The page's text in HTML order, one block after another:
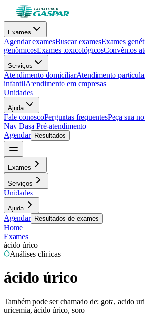
Exames
Agendar examesBuscar examesExames
genômicosExames toxicológicosConvênios
Serviços
Atendimento domiciliarAtendimento
infantilAtendimento em empresas
Unidades
Ajuda
Fale conoscoPerguntas frequentesPeça sua
Nav Dasa Pré-atendimento
Agendar
Resultados
Exames
Serviços
Unidades
Ajuda
Agendar Resultados de exames
Home
Exames
ácido úrico
Análises clínicas
ácido úrico
Também pode ser chamado de: gota, acido
uricemia, ácido úrico, soro